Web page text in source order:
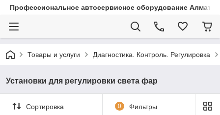
Профессиональное автосервисное оборудование Алматы
Товары и услуги Диагностика. Контроль. Регулировка
Установки для регулировки света фар
Сортировка 0 Фильтры